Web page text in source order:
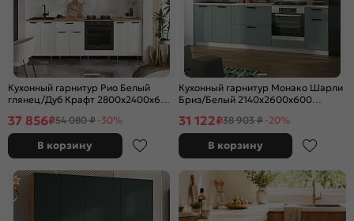
Кухонный гарнитур Рио Белый
глянец/Дуб Крафт 2800x2400x600
37 856₽54 080 ₽ -30%
В корзину
Кухонный гарнитур Монако Шарли
Бриз/Белый 2140x2600x600
31 122₽38 903 ₽ -20%
В корзину